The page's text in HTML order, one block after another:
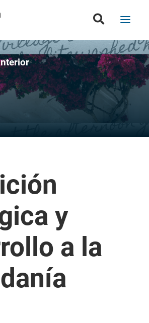
y
a la